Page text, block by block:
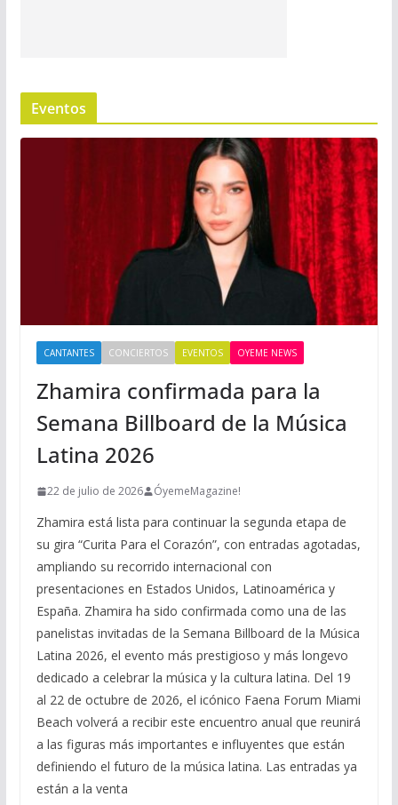
Eventos
CANTANTES CONCIERTOS EVENTOS OYEME NEWS
Zhamira confirmada para la
Semana Billboard de la Música
Latina 2026
22 de julio de 2026 ÓyemeMagazine!
Zhamira está lista para continuar la segunda etapa de
su gira “Curita Para el Corazón”, con entradas agotadas,
ampliando su recorrido internacional con
presentaciones en Estados Unidos, Latinoamérica y
España. Zhamira ha sido confirmada como una de las
panelistas invitadas de la Semana Billboard de la Música
Latina 2026, el evento más prestigioso y más longevo
dedicado a celebrar la música y la cultura latina. Del 19
al 22 de octubre de 2026, el icónico Faena Forum Miami
Beach volverá a recibir este encuentro anual que reunirá
a las figuras más importantes e influyentes que están
definiendo el futuro de la música latina. Las entradas ya
están a la venta